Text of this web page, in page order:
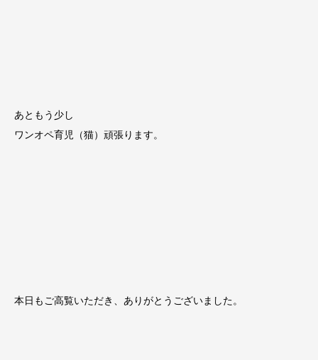
あともう少し
ワンオペ育児（猫）頑張ります。
本日もご高覧いただき、ありがとうございました。